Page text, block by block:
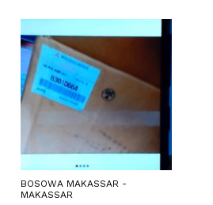
BOSOWA MAKASSAR -
MAKASSAR